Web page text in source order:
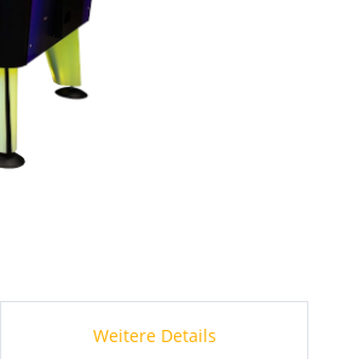
Weitere Details